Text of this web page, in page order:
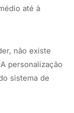
até à
não existe
personalização
sistema de